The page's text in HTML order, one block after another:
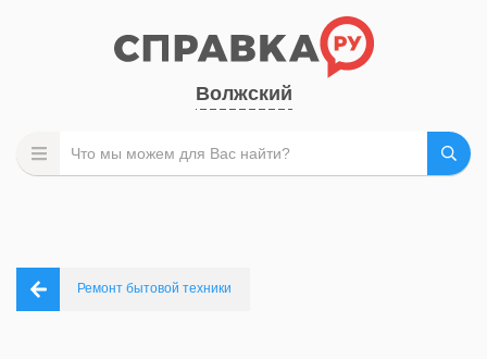
Волжский
Ремонт бытовой техники